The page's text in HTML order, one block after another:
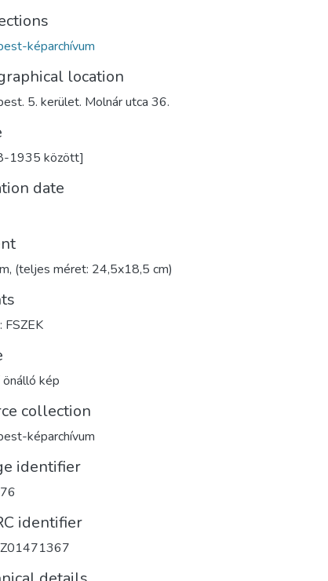
képarchívum
location
5. kerület. Molnár utca 36.
1935 között]
date
(teljes méret: 24,5x18,5 cm)
FSZEK
önálló kép
collection
képarchívum
identifier
identifier